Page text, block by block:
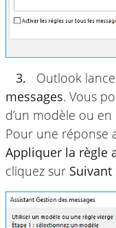
3. Outlook lance
messages. Vous
d’un modèle ou
Pour une réponse
Appliquer la règle
cliquez sur Suivant